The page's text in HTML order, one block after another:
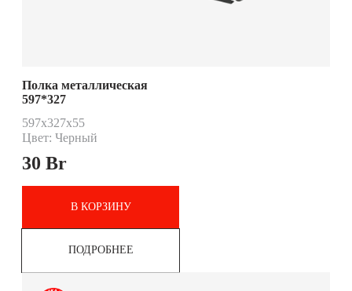
Полка металлическая
597*327
597x327x55
Цвет: Черный
30 Br
В КОРЗИНУ
ПОДРОБНЕЕ